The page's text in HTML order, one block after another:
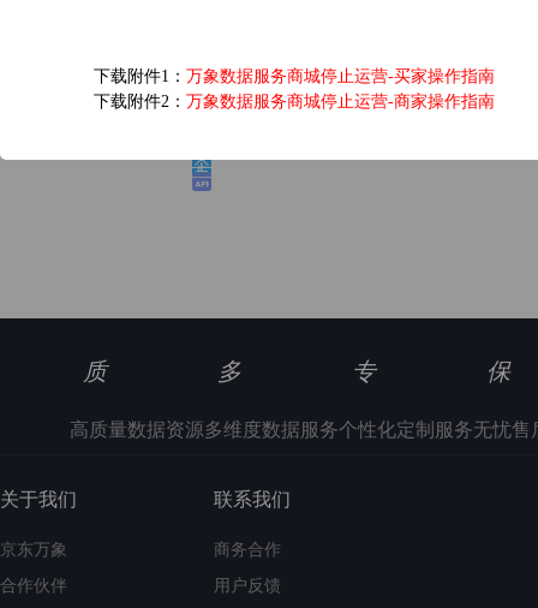
下载附件1： 万象数据服务商城停止运营-买家操作指南
下载附件2： 万象数据服务商城停止运营-商家操作指南
6.0元/次
质
高质量数据资源
多
多维度数据服务
专
个性化定制服务
保
无忧售
关于我们
京东万象
合作伙伴
联系我们
商务合作
用户反馈